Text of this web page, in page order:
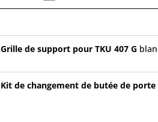
Grille de support pour TKU 407 G
Kit de changement de butée de porte